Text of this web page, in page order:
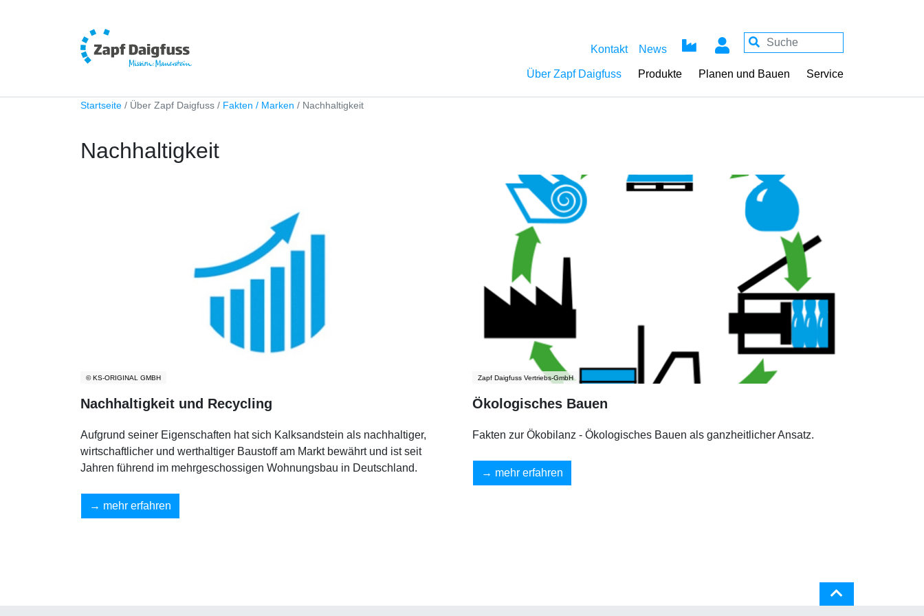
Kontakt News
Über Zapf Daigfuss Produkte Planen und Bauen Service
Startseite Über Zapf Daigfuss Fakten / Marken Nachhaltigkeit
Nachhaltigkeit
© KS-ORIGINAL GMBH
Nachhaltigkeit und Recycling
Aufgrund seiner Eigenschaften hat sich Kalksandstein als nachhaltiger,
wirtschaftlicher und werthaltiger Baustoff am Markt bewährt und ist seit
Jahren führend im mehrgeschossigen Wohnungsbau in Deutschland.
mehr erfahren
Zapf Daigfuss Vertriebs-GmbH
Ökologisches Bauen
Fakten zur Ökobilanz - Ökologisches Bauen als ganzheitlicher Ansatz.
mehr erfahren